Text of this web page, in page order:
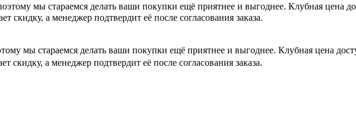
мы стараемся делать ваши покупки ещё приятнее и выгоднее. Клубная цена
скидку, а менеджер подтвердит её после согласования заказа.
мы стараемся делать ваши покупки ещё приятнее и выгоднее. Клубная цена
скидку, а менеджер подтвердит её после согласования заказа.